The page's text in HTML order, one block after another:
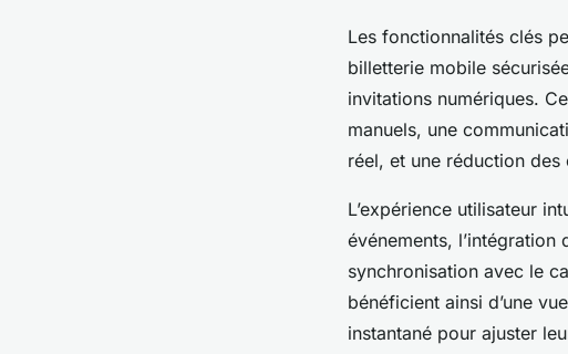
Les fonctionnalités clés
billetterie mobile
invitations numériques.
manuels, une
réel, et une réduction
L’expérience utilisateur
événements,
synchronisation avec le
bénéficient ainsi d’une
instantané pour ajuster